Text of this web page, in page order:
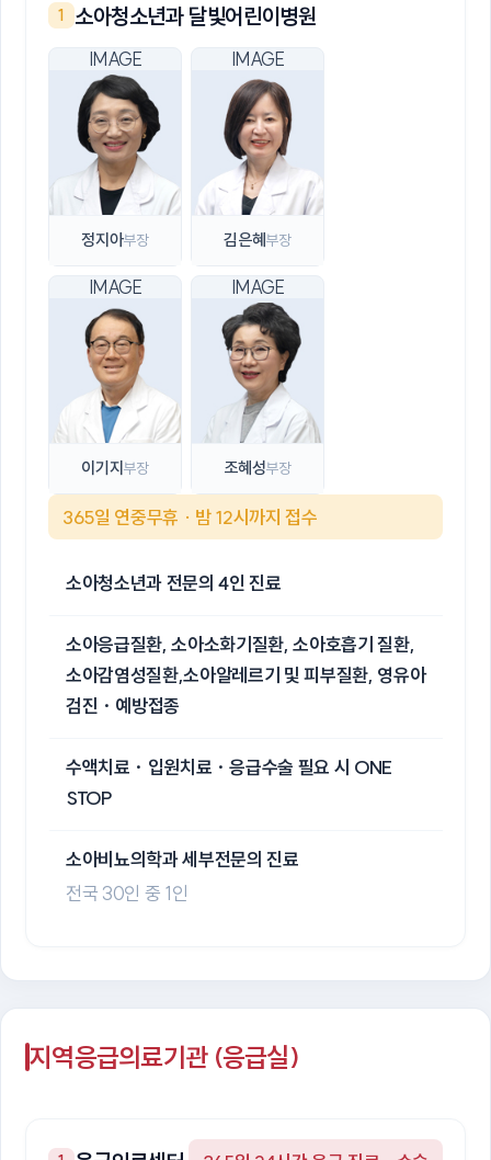
1 소아청소년과 달빛어린이병원
정지아부장 김은혜 부장
이기지 부장 조혜성부장
365일 연중무휴 · 밤 12시까지 접수
소아청소년과 전문의 4인 진료
소아응급질환, 소아소화기질환, 소아호흡기 질환,
소아감염성질환,소아알레르기 및 피부질환, 영유아
검진 · 예방접종
수액치료 · 입원치료 · 응급수술 필요 시 ONE
STOP
소아비뇨의학과 세부전문의 진료
전국 30인 중 1인
지역응급의료기관 (응급실)